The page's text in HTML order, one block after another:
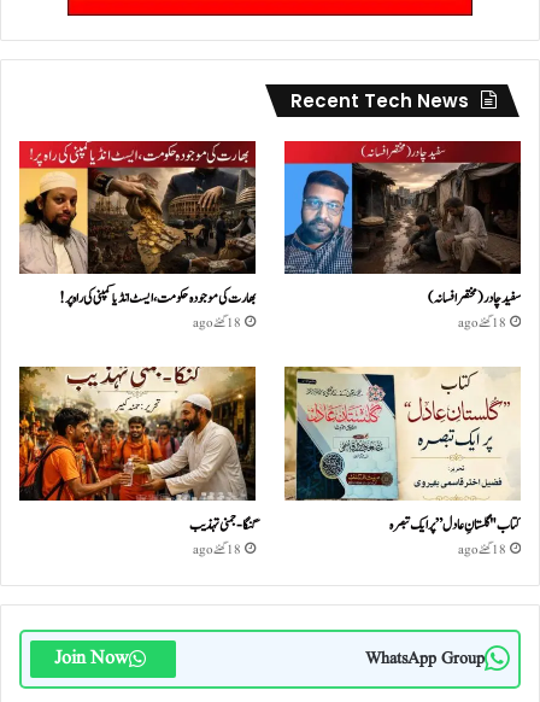
Recent Tech News
سفید چادر( مختصر افسانہ)
18 گھنٹے ago
بھارت کی موجودہ حکومت،ایسٹ انڈیا کمپنی کی راہ پر!
18 گھنٹے ago
کتاب "گلستانِ عادل” پر ایک تبصرہ
18 گھنٹے ago
گنگا-جمنی تہذیب
18 گھنٹے ago
WhatsApp Group
Join Now